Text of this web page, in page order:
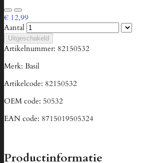
€ 12,99
Aantal
Uitgeschakeld
Artikelnummer: 82150532
Merk: Basil
Artikelcode: 82150532
OEM code: 50532
EAN code: 8715019505324
Productinformatie